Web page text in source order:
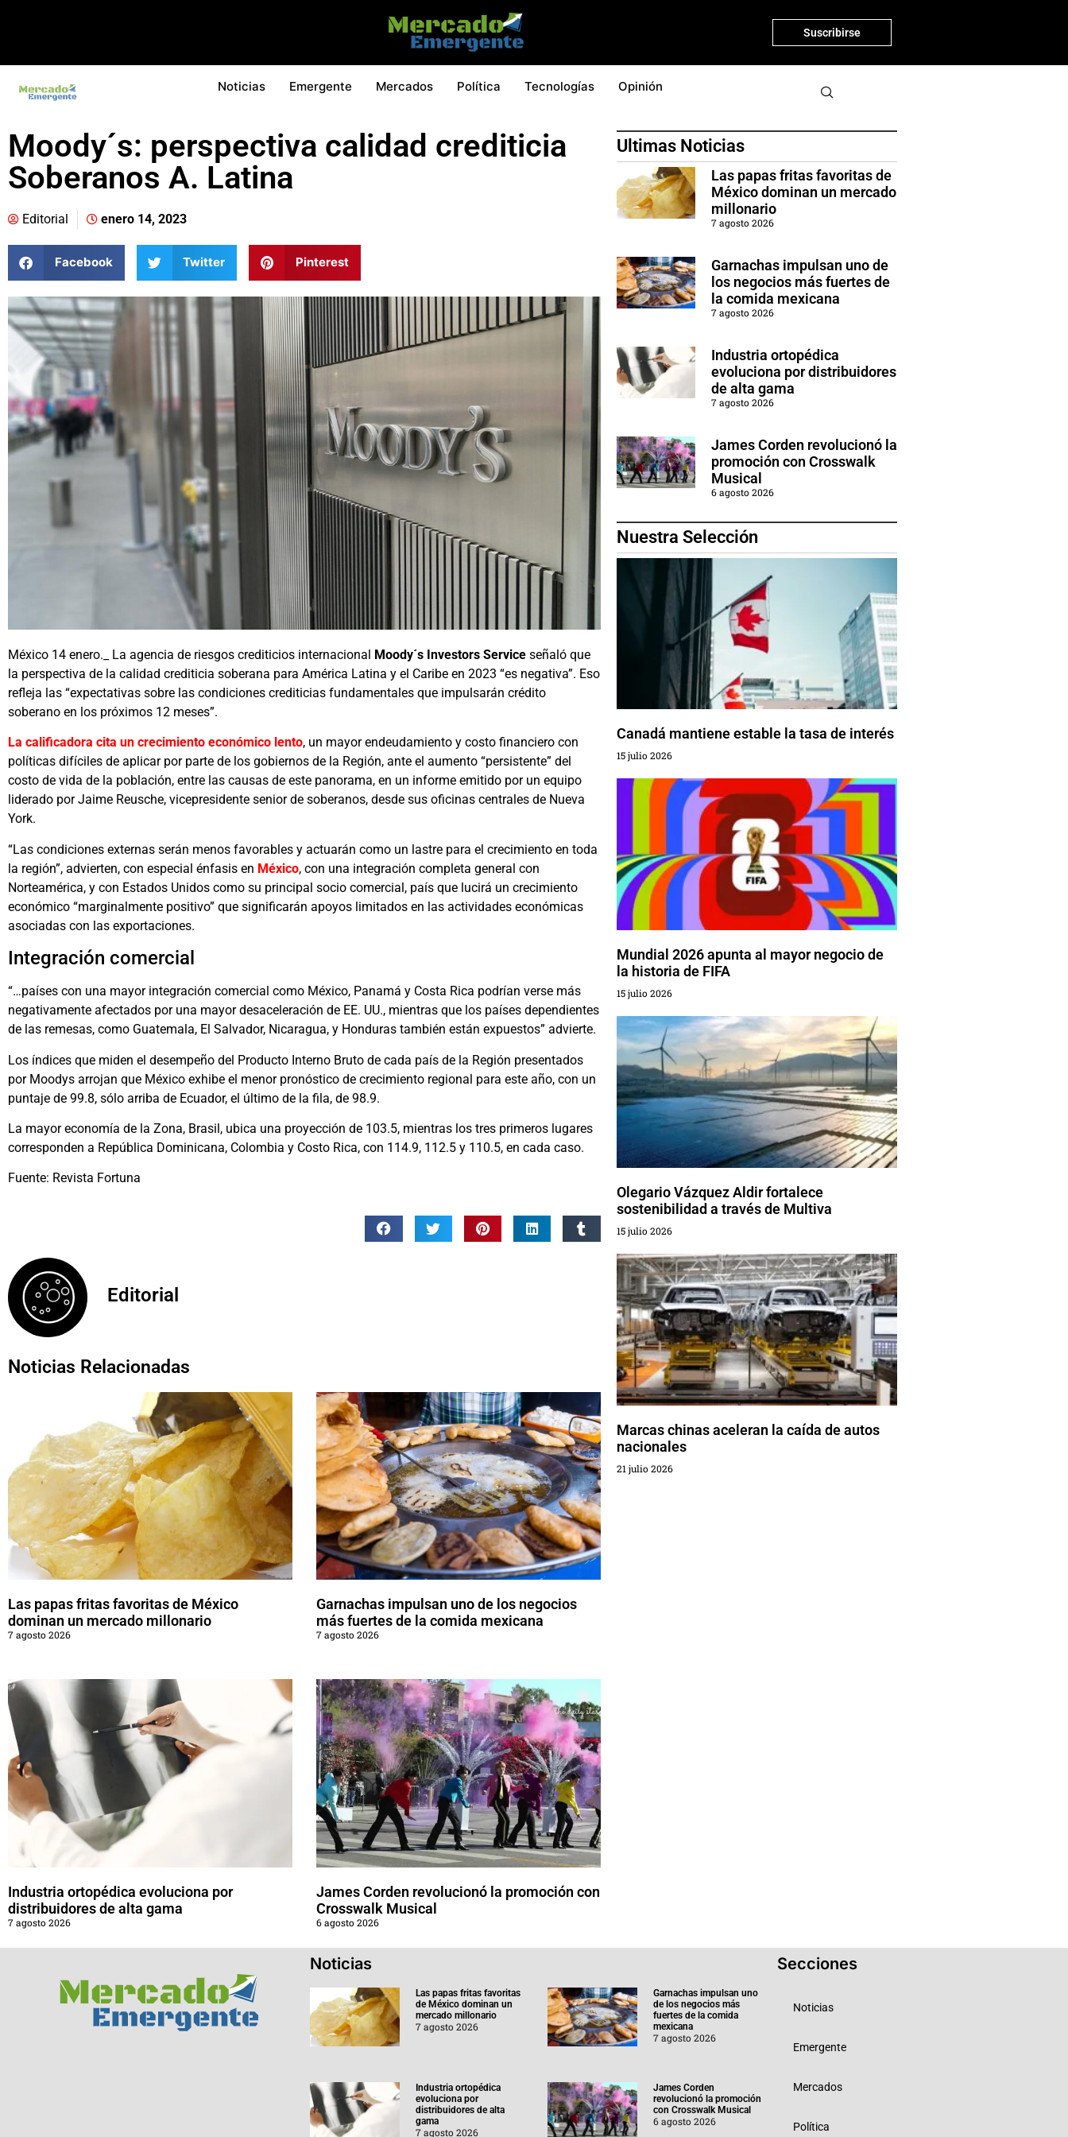
Suscribirse
Noticias Emergente Mercados Política Tecnologías Opinión
Moody´s: perspectiva calidad crediticia
Soberanos A. Latina
Editorial enero 14, 2023
Facebook Twitter Pinterest
México 14 enero._ La agencia de riesgos crediticios internacional Moody´s Investors Service señaló que
la perspectiva de la calidad crediticia soberana para América Latina y el Caribe en 2023 “es negativa”. Eso
refleja las “expectativas sobre las condiciones crediticias fundamentales que impulsarán crédito
soberano en los próximos 12 meses”.
La calificadora cita un crecimiento económico lento, un mayor endeudamiento y costo financiero con
políticas difíciles de aplicar por parte de los gobiernos de la Región, ante el aumento “persistente” del
costo de vida de la población, entre las causas de este panorama, en un informe emitido por un equipo
liderado por Jaime Reusche, vicepresidente senior de soberanos, desde sus oficinas centrales de Nueva
York.
“Las condiciones externas serán menos favorables y actuarán como un lastre para el crecimiento en toda
la región”, advierten, con especial énfasis en México, con una integración completa general con
Norteamérica, y con Estados Unidos como su principal socio comercial, país que lucirá un crecimiento
económico “marginalmente positivo” que significarán apoyos limitados en las actividades económicas
asociadas con las exportaciones.
Integración comercial
“…países con una mayor integración comercial como México, Panamá y Costa Rica podrían verse más
negativamente afectados por una mayor desaceleración de EE. UU., mientras que los países dependientes
de las remesas, como Guatemala, El Salvador, Nicaragua, y Honduras también están expuestos” advierte.
Los índices que miden el desempeño del Producto Interno Bruto de cada país de la Región presentados
por Moodys arrojan que México exhibe el menor pronóstico de crecimiento regional para este año, con un
puntaje de 99.8, sólo arriba de Ecuador, el último de la fila, de 98.9.
La mayor economía de la Zona, Brasil, ubica una proyección de 103.5, mientras los tres primeros lugares
corresponden a República Dominicana, Colombia y Costo Rica, con 114.9, 112.5 y 110.5, en cada caso.
Fuente: Revista Fortuna
Editorial
Noticias Relacionadas
Las papas fritas favoritas de México
dominan un mercado millonario
7 agosto 2026
Garnachas impulsan uno de los negocios
más fuertes de la comida mexicana
7 agosto 2026
Industria ortopédica evoluciona por
distribuidores de alta gama
7 agosto 2026
James Corden revolucionó la promoción con
Crosswalk Musical
6 agosto 2026
Ultimas Noticias
Las papas fritas favoritas de
México dominan un mercado
millonario
7 agosto 2026
Garnachas impulsan uno de
los negocios más fuertes de
la comida mexicana
7 agosto 2026
Industria ortopédica
evoluciona por distribuidores
de alta gama
7 agosto 2026
James Corden revolucionó la
promoción con Crosswalk
Musical
6 agosto 2026
Nuestra Selección
Canadá mantiene estable la tasa de interés
15 julio 2026
Mundial 2026 apunta al mayor negocio de
la historia de FIFA
15 julio 2026
Olegario Vázquez Aldir fortalece
sostenibilidad a través de Multiva
15 julio 2026
Marcas chinas aceleran la caída de autos
nacionales
21 julio 2026
Noticias
Las papas fritas favoritas
de México dominan un
mercado millonario
7 agosto 2026
Garnachas impulsan uno
de los negocios más
fuertes de la comida
mexicana
7 agosto 2026
Industria ortopédica
evoluciona por
distribuidores de alta
gama
7 agosto 2026
James Corden
revolucionó la promoción
con Crosswalk Musical
6 agosto 2026
Secciones
Noticias
Emergente
Mercados
Política